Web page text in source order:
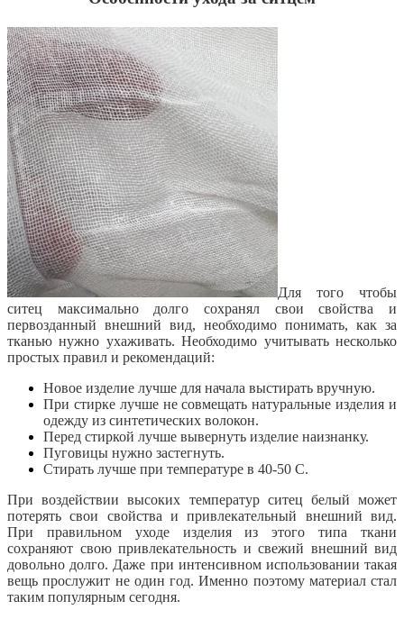
Для того чтобы
ситец максимально долго сохранял свои свойства и
первозданный внешний вид, необходимо понимать, как за
тканью нужно ухаживать. Необходимо учитывать несколько
простых правил и рекомендаций:
Новое изделие лучше для начала выстирать вручную.
При стирке лучше не совмещать натуральные изделия и
одежду из синтетических волокон.
Перед стиркой лучше вывернуть изделие наизнанку.
Пуговицы нужно застегнуть.
Стирать лучше при температуре в 40-50 С.
При воздействии высоких температур ситец белый может
потерять свои свойства и привлекательный внешний вид.
При правильном уходе изделия из этого типа ткани
сохраняют свою привлекательность и свежий внешний вид
довольно долго. Даже при интенсивном использовании такая
вещь прослужит не один год. Именно поэтому материал стал
таким популярным сегодня.